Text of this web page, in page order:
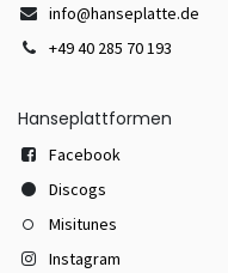
info@hanseplatte.de
+49 40 285 70 193
Hanseplattformen
Facebook
Discogs
Misitunes
Instagram